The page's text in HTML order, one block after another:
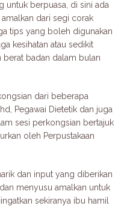
untuk berpuasa, di sini ada
dari segi corak
tips yang boleh digunakan
kesihatan atau sedikit
badan dalam bulan
dari beberapa
Pegawai Dietetik dan juga
sesi perkongsian bertajuk
oleh Perpustakaan
dan input yang diberikan
menyusu amalkan untuk
sekiranya ibu hamil